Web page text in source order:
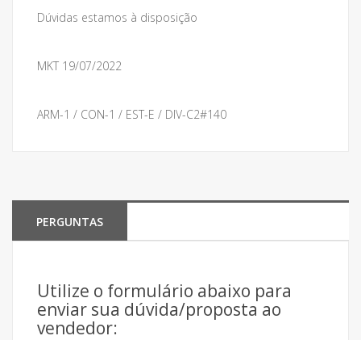
Dúvidas estamos à disposição
MKT 19/07/2022
ARM-1 / CON-1 / EST-E / DIV-C2#140
PERGUNTAS
Utilize o formulário abaixo para
enviar sua dúvida/proposta ao
vendedor: